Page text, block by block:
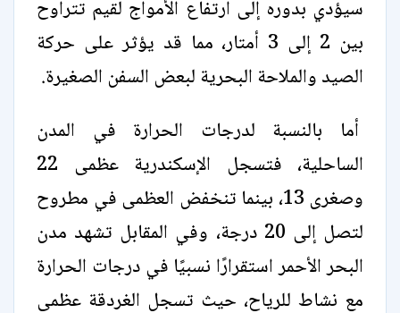
سيؤدي بدوره إلى ارتفاع الأمواج لقيم تتراوح
بين 2 إلى 3 أمتار، مما قد يؤثر على حركة
الصيد والملاحة البحرية لبعض السفن الصغيرة.
أما بالنسبة لدرجات الحرارة في المدن
الساحلية، فتسجل الإسكندرية عظمى 22
وصغرى 13، بينما تنخفض العظمى في مطروح
لتصل إلى 20 درجة، وفي المقابل تشهد مدن
البحر الأحمر استقرارًا نسبيًا في درجات الحرارة
مع نشاط للرياح، حيث تسجل الغردقة عظمى